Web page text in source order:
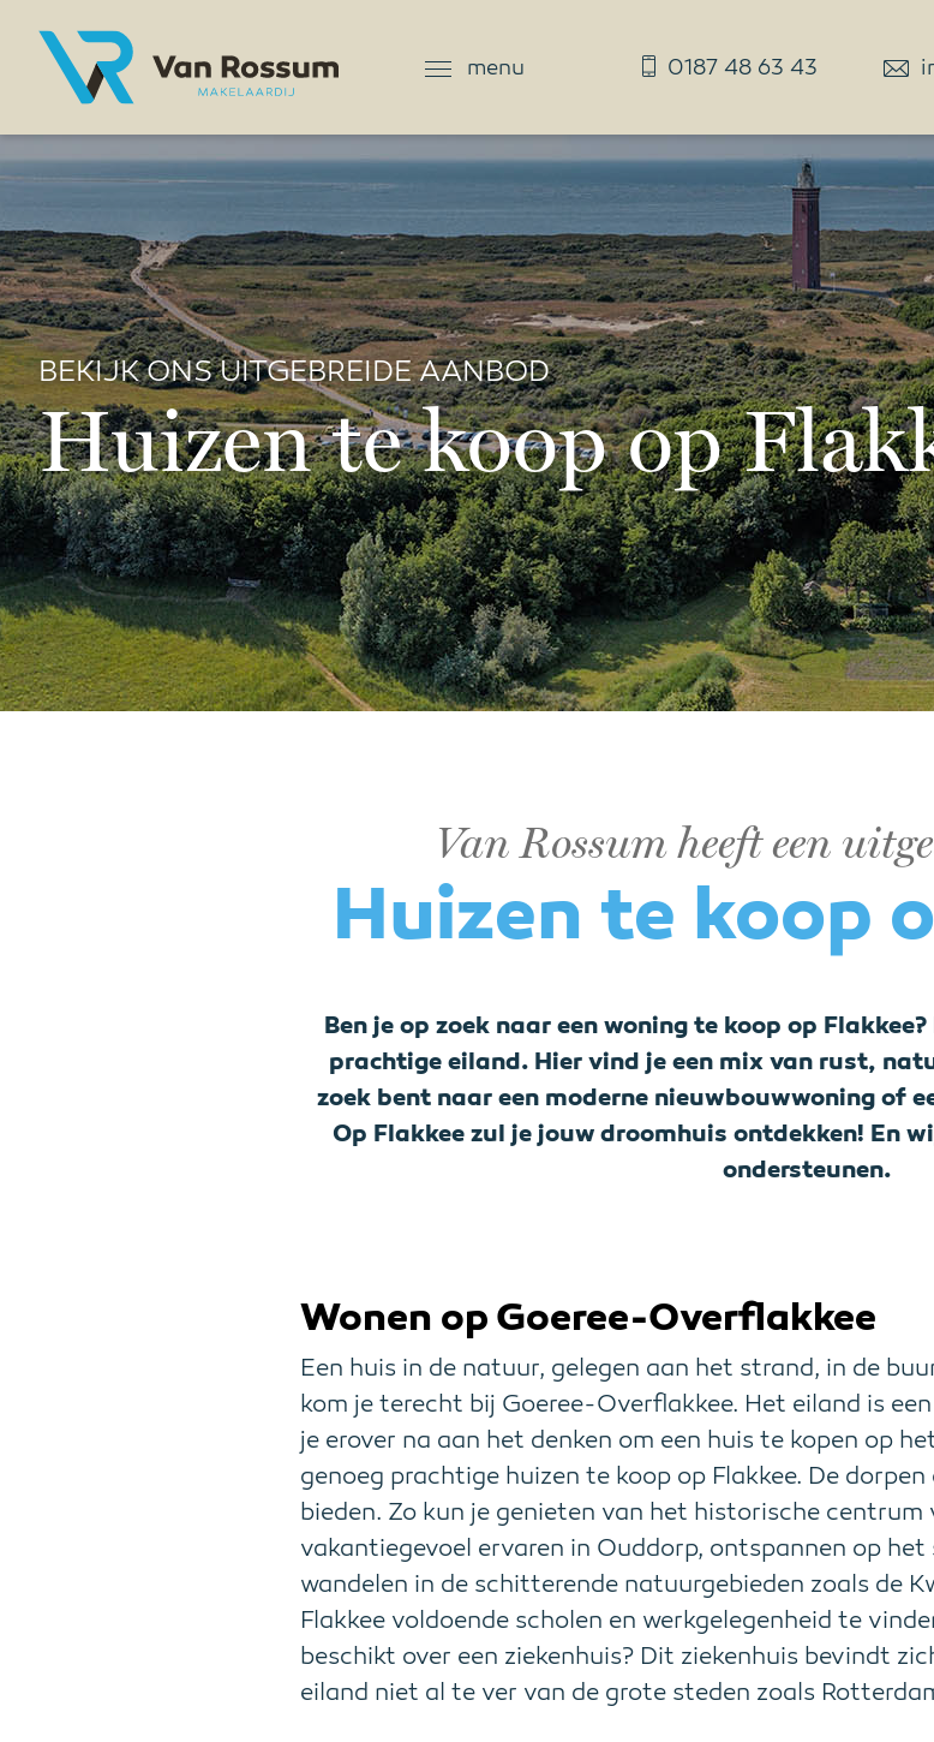
menu 0187 48 63 43
BEKIJK ONS UITGEBREIDE AANBOD
Huizen te koop op
Van Rossum heeft een
Huizen te koop
Ben je op zoek naar een woning te koop op
prachtige eiland. Hier vind je een mix van rust,
zoek bent naar een moderne nieuwbouwwoning of
Op Flakkee zul je jouw droomhuis ontdekken! En
ondersteunen.
Wonen op Goeree-Overflakkee
Een huis in de natuur, gelegen aan het strand, in de
kom je terecht bij Goeree-Overflakkee. Het eiland is
je erover na aan het denken om een huis te kopen op
genoeg prachtige huizen te koop op Flakkee. De
bieden. Zo kun je genieten van het historische centrum
vakantiegevoel ervaren in Ouddorp, ontspannen op
wandelen in de schitterende natuurgebieden zoals de
Flakkee voldoende scholen en werkgelegenheid te
beschikt over een ziekenhuis? Dit ziekenhuis bevindt
eiland niet al te ver van de grote steden zoals